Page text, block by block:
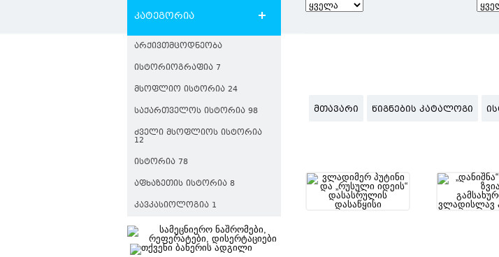
კატეგორია
ᲐᲠᲥᲘᲕᲗᲛᲪᲝᲓᲜᲔᲝᲑᲐ
ᲘᲡᲢᲝᲠᲘᲝᲒᲠᲐᲤᲘᲐ 7
ᲛᲡᲝᲤᲚᲘᲝ ᲘᲡᲢᲝᲠᲘᲐ 24
ᲡᲐᲥᲐᲠᲗᲕᲔᲚᲝᲡ ᲘᲡᲢᲝᲠᲘᲐ 98
ᲫᲕᲔᲚᲘ ᲛᲡᲝᲤᲚᲘᲝᲡ ᲘᲡᲢᲝᲠᲘᲐ
12
ᲘᲡᲢᲝᲠᲘᲐ 78
ᲐᲤᲮᲐᲖᲔᲗᲘᲡ ᲘᲡᲢᲝᲠᲘᲐ 8
ᲙᲐᲕᲙᲐᲡᲘᲝᲚᲝᲒᲘᲐ 1
ᲛᲗᲐᲕᲐᲠᲘ ᲬᲘᲒᲜᲔᲑᲘᲡ ᲙᲐᲢᲐᲚᲝᲒᲘ